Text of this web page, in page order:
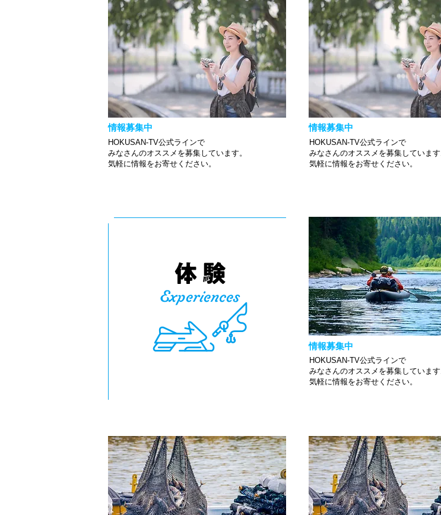
情報募集中
HOKUSAN-TV公式ラインで
みなさんのオススメを募集しています。
​気軽に情報をお寄せください。
情報募集中
HOKUSAN-TV公式ラインで
みなさんのオススメを募集しています
​気軽に情報をお寄せください。
情報募集中
HOKUSAN-TV公式ラインで
みなさんのオススメを募集しています
​気軽に情報をお寄せください。